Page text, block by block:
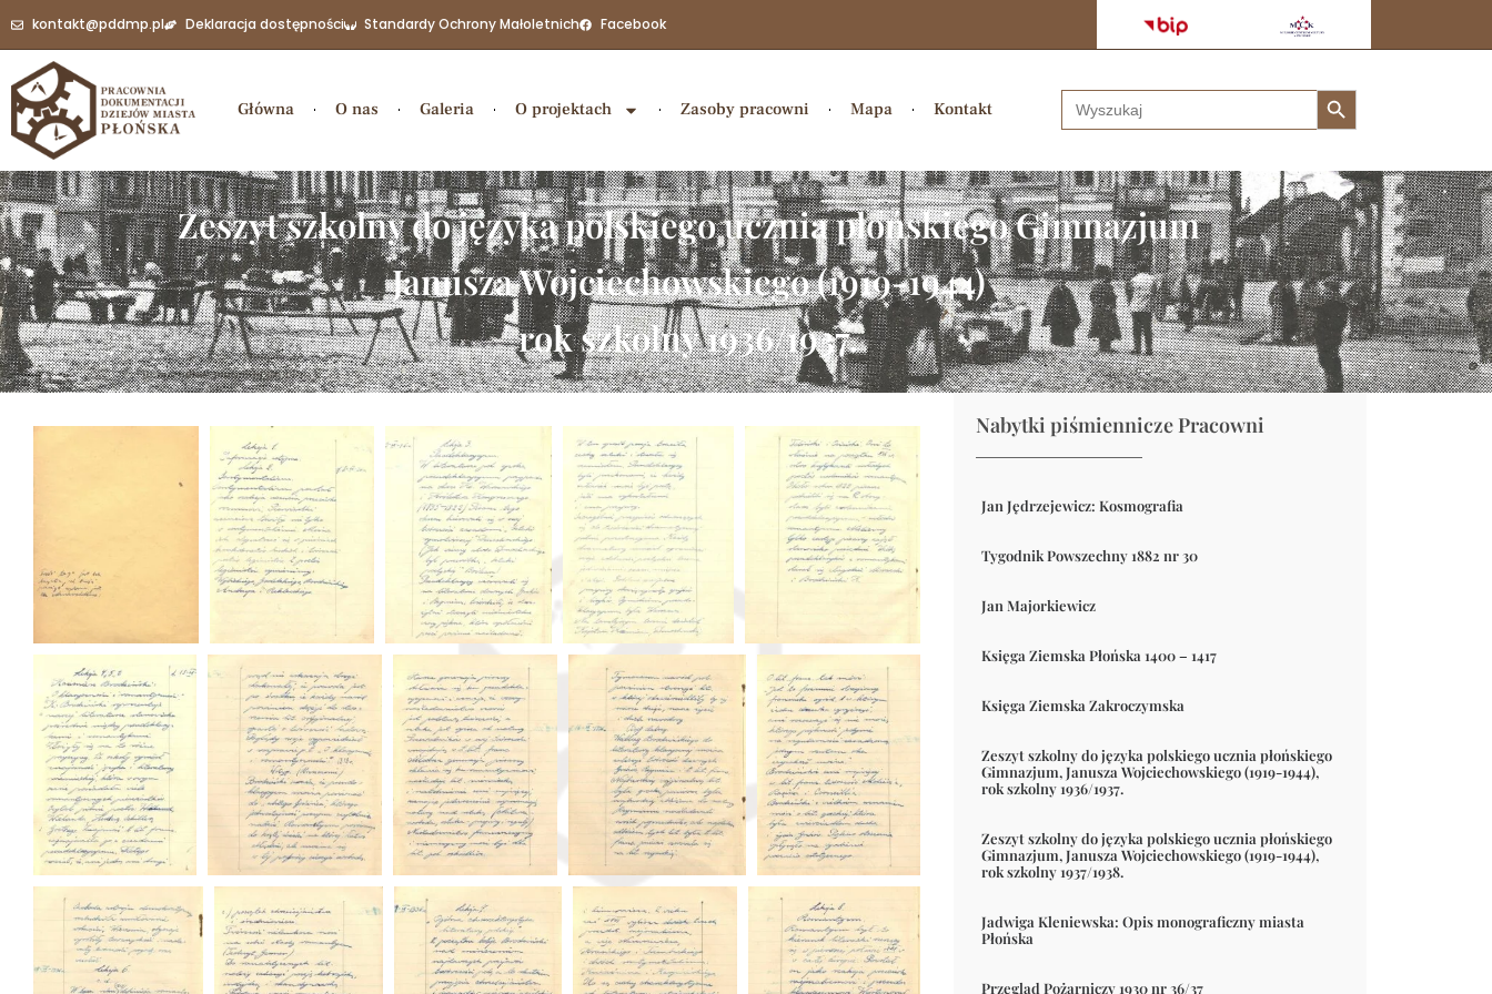
kontakt@pddmp.pl Deklaracja dostępności Standardy Ochrony Małoletnich Facebook
Główna O nas Galeria O projektach Zasoby pracowni Mapa Kontakt
Search
for:
Search Button
Zeszyt szkolny do języka polskiego ucznia płońskiego Gimnazjum
Janusza Wojciechowskiego (1919-1944)
rok szkolny 1936/1937.
Nabytki piśmiennicze Pracowni
Jan Jędrzejewicz: Kosmografia
Tygodnik Powszechny 1882 nr 30
Jan Majorkiewicz
Księga Ziemska Płońska 1400 – 1417
Księga Ziemska Zakroczymska
Zeszyt szkolny do języka polskiego ucznia płońskiego
Gimnazjum, Janusza Wojciechowskiego (1919-1944),
rok szkolny 1936/1937.
Zeszyt szkolny do języka polskiego ucznia płońskiego
Gimnazjum, Janusza Wojciechowskiego (1919-1944),
rok szkolny 1937/1938.
Jadwiga Kleniewska: Opis monograficzny miasta
Płońska
Przegląd Pożarniczy 1930 nr 36/37